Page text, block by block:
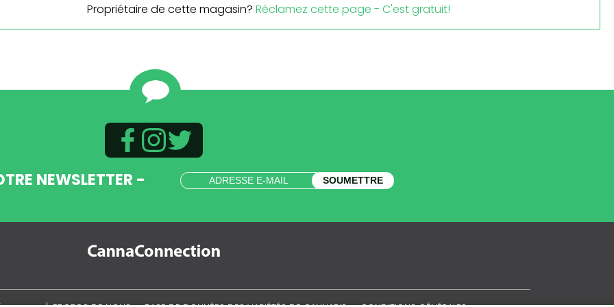
Propriétaire de cette magasin? Réclamez cette page - C'est gratuit!
NEWSLETTER - SOUMETTRE